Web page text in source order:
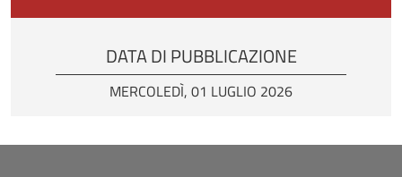
DATA DI PUBBLICAZIONE
MERCOLEDÌ, 01 LUGLIO 2026